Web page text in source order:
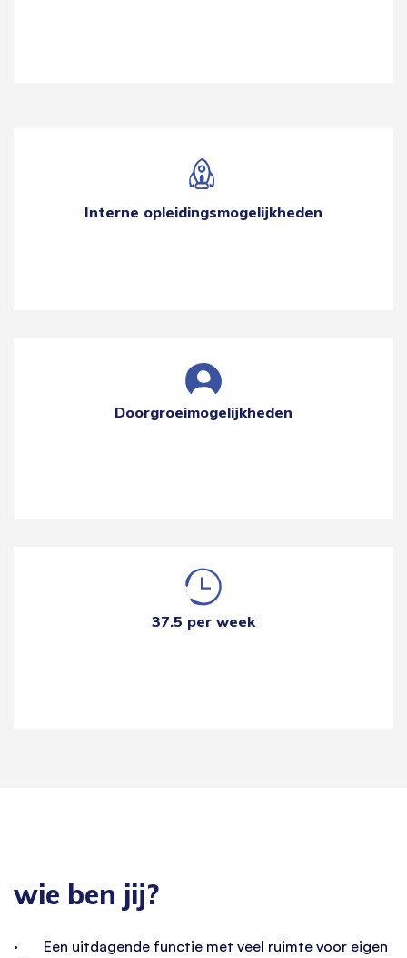
Interne opleidingsmogelijkheden
Doorgroeimogelijkheden
37.5 per week
wie ben jij?
· Een uitdagende functie met veel ruimte voor eigen